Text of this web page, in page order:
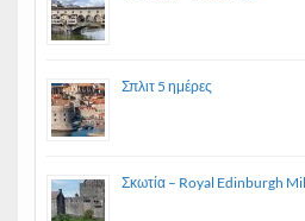
Σπλιτ 5 ημέρες
Σκωτία – Royal Edinburgh